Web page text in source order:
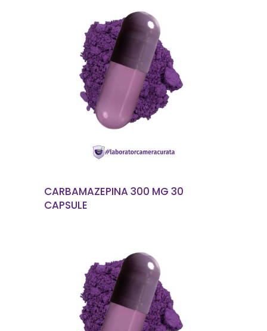
CITEȘTE MAI MULT
CARBAMAZEPINA 300 MG 30
CAPSULE
CITEȘTE MAI MULT